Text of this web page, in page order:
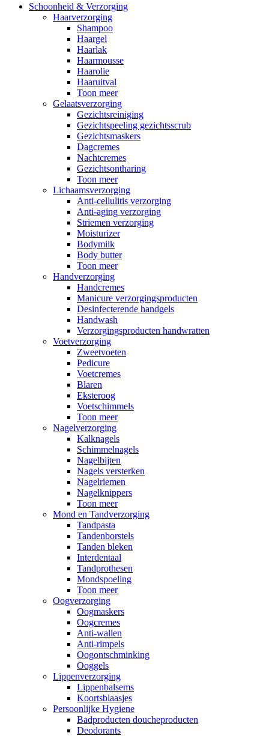
Schoonheid & Verzorging
Haarverzorging
Shampoo
Haargel
Haarlak
Haarmousse
Haarolie
Haaruitval
Toon meer
Gelaatsverzorging
Gezichtsreiniging
Gezichtspeeling gezichtsscrub
Gezichtsmaskers
Dagcremes
Nachtcremes
Gezichtsontharing
Toon meer
Lichaamsverzorging
Anti-cellulitis verzorging
Anti-aging verzorging
Striemen verzorging
Moisturizer
Bodymilk
Body butter
Toon meer
Handverzorging
Handcremes
Manicure verzorgingsproducten
Desinfecterende handgels
Handwash
Verzorgingsproducten handwratten
Voetverzorging
Zweetvoeten
Pedicure
Voetcremes
Blaren
Eksteroog
Voetschimmels
Toon meer
Nagelverzorging
Kalknagels
Schimmelnagels
Nagelbijten
Nagels versterken
Nagelriemen
Nagelknippers
Toon meer
Mond en Tandverzorging
Tandpasta
Tandenborstels
Tanden bleken
Interdentaal
Tandprothesen
Mondspoeling
Toon meer
Oogverzorging
Oogmaskers
Oogcremes
Anti-wallen
Anti-rimpels
Oogontschminking
Ooggels
Lippenverzorging
Lippenbalsems
Koortsblaasjes
Persoonlijke Hygiene
Badproducten doucheproducten
Deodorants